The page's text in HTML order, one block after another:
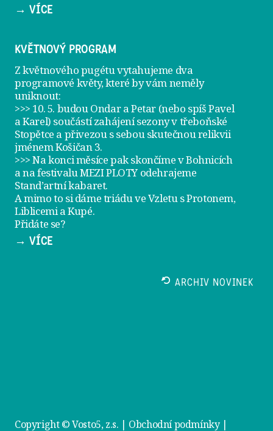
→ VÍCE
KVĚTNOVÝ PROGRAM
Z květnového pugétu vytahujeme dva
programové květy, které by vám neměly
uniknout:
>>> 10. 5. budou Ondar a Petar (nebo spíš Pavel
a Karel) součástí zahájení sezony vtřeboňské
Stopětce a přivezou s sebou skutečnou relikvii
jménemKošičan 3.
>>> Na konci měsíce pak skončíme v Bohnicích
a na festivaluMEZI PLOTY odehrajeme
Stand’artní kabaret.
A mimo to si dámetriádu ve Vzletu s Protonem,
Liblicemi a Kupé.
Přidáte se?
→ VÍCE
ARCHIV NOVINEK
Copyright © Vosto5, z.s. | Obchodní podmínky|